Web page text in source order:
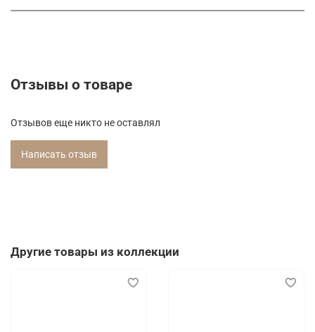
Отзывы о товаре
Отзывов еще никто не оставлял
Написать отзыв
Другие товары из коллекции